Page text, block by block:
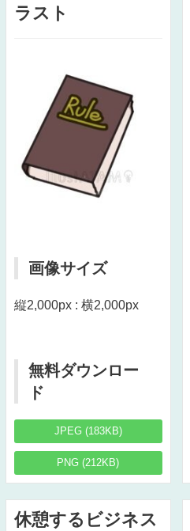
ラスト
画像サイズ
縦2,000px : 横2,000px
無料ダウンロー
ド
JPEG (183KB)
PNG (212KB)
休憩するビジネス